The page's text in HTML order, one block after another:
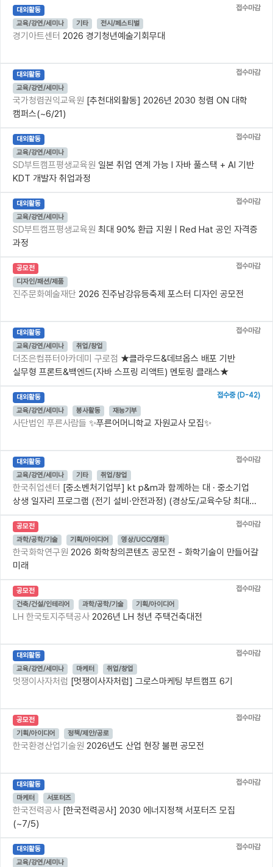
대외활동
접수마감
교육/강연/세미나
기타 전시/페스티벌
경기아트센터 2026 경기청년예술기회무대
대외활동
접수마감
교육/강연/세미나
국가청렴권익교육원 [추천대외활동] 2026년 2030 청렴 ON 대학
캠퍼스(~6/21)
대외활동
접수마감
교육/강연/세미나
SD부트캠프평생교육원 일본 취업 연계 가능 l 자바 풀스택 + AI 기반
KDT 개발자 취업과정
대외활동
접수마감
교육/강연/세미나
SD부트캠프평생교육원 최대 90% 환급 지원ㅣRed Hat 공인 자격증
과정
공모전
접수마감
디자인/패션/제품
진주문화예술재단 2026 진주남강유등축제 포스터 디자인 공모전
대외활동
접수마감
교육/강연/세미나
취업/창업
더조은컴퓨터아카데미 구로점 ★클라우드&데브옵스 배포 기반
실무형 프론트&백엔드(자바 스프링 리액트) 멘토링 클래스★
대외활동
접수중 (D-42)
교육/강연/세미나
봉사활동 재능기부
사단법인 푸른사람들 ✨푸른어머니학교 자원교사 모집✨
대외활동
접수마감
교육/강연/세미나
기타 취업/창업
한국취업센터 [중소벤처기업부] kt p&m과 함께하는 대 · 중소기업
상생 일자리 프로그램 (전기 설비·안전과정) (경상도/교육수당 최대...
공모전
접수마감
과학/공학/기술
기획/아이디어 영상/UCC/영화
한국화학연구원 2026 화학창의콘텐츠 공모전 - 화학기술이 만들어갈
미래
공모전
접수마감
건축/건설/인테리어
과학/공학/기술 기획/아이디어
LH 한국토지주택공사 2026년 LH 청년 주택건축대전
대외활동
접수마감
교육/강연/세미나
마케터 취업/창업
멋쟁이사자처럼 [멋쟁이사자처럼] 그로스마케팅 부트캠프 6기
공모전
접수마감
기획/아이디어
정책/제안/공로
한국환경산업기술원 2026년도 산업 현장 불편 공모전
대외활동
접수마감
마케터
서포터즈
한국전력공사 [한국전력공사] 2030 에너지정책 서포터즈 모집
(~7/5)
대외활동
접수마감
교육/강연/세미나